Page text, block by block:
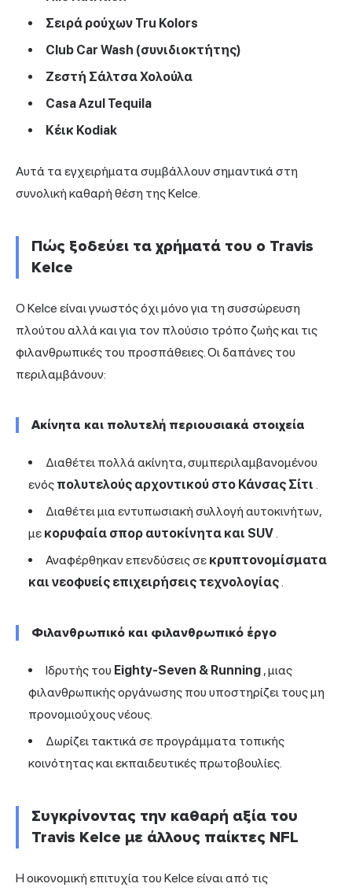
Σειρά ρούχων Tru Kolors
Club Car Wash (συνιδιοκτήτης)
Ζεστή Σάλτσα Χολούλα
Casa Azul Tequila
Κέικ Kodiak
Αυτά τα εγχειρήματα συμβάλλουν σημαντικά στη
συνολική καθαρή θέση της Kelce.
Πώς ξοδεύει τα χρήματά του ο Travis
Kelce
Ο Kelce είναι γνωστός όχι μόνο για τη συσσώρευση
πλούτου αλλά και για τον πλούσιο τρόπο ζωής και τις
φιλανθρωπικές του προσπάθειες. Οι δαπάνες του
περιλαμβάνουν:
Ακίνητα και πολυτελή περιουσιακά στοιχεία
Διαθέτει πολλά ακίνητα, συμπεριλαμβανομένου
ενός πολυτελούς αρχοντικού στο Κάνσας Σίτι .
Διαθέτει μια εντυπωσιακή συλλογή αυτοκινήτων,
με κορυφαία σπορ αυτοκίνητα και SUV.
Αναφέρθηκαν επενδύσεις σε κρυπτονομίσματα
και νεοφυείς επιχειρήσεις τεχνολογίας.
Φιλανθρωπικό και φιλανθρωπικό έργο
Ιδρυτής του Eighty-Seven & Running , μιας
φιλανθρωπικής οργάνωσης που υποστηρίζει τους μη
προνομιούχους νέους.
Δωρίζει τακτικά σε προγράμματα τοπικής
κοινότητας και εκπαιδευτικές πρωτοβουλίες.
Συγκρίνοντας την καθαρή αξία του
Travis Kelce με άλλους παίκτες NFL
Η οικονομική επιτυχία του Kelce είναι από τις